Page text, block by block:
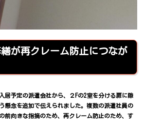
が再クレーム防止につなが
居予定の派遣会社から、２Fの2室を分ける扉に隙
懸念を追加で伝えられました。複数の派遣社員の
前向きな指摘のため、再クレーム防止のため、す